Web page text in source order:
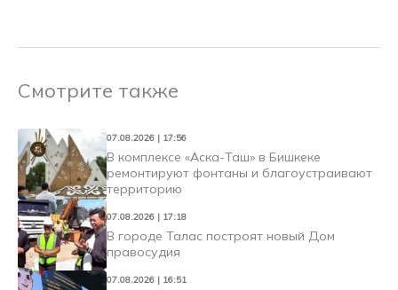
Смотрите также
07.08.2026 | 17:56
В комплексе «Аска-Таш» в Бишкеке
ремонтируют фонтаны и благоустраивают
территорию
07.08.2026 | 17:18
В городе Талас построят новый Дом
правосудия
07.08.2026 | 16:51